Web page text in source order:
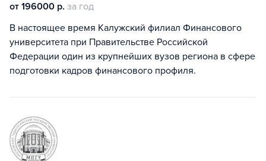
от 196000 р. за год
В настоящее время Калужский филиал Финансового
университета при Правительстве Российской
Федерации один из крупнейших вузов региона в сфере
подготовки кадров финансового профиля.